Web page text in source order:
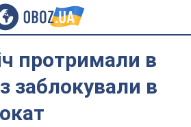
протримали в
заблокували в